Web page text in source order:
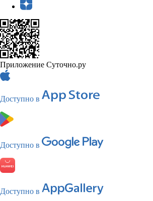
Приложение Суточно.ру
Доступно в
Доступно в
Доступно в